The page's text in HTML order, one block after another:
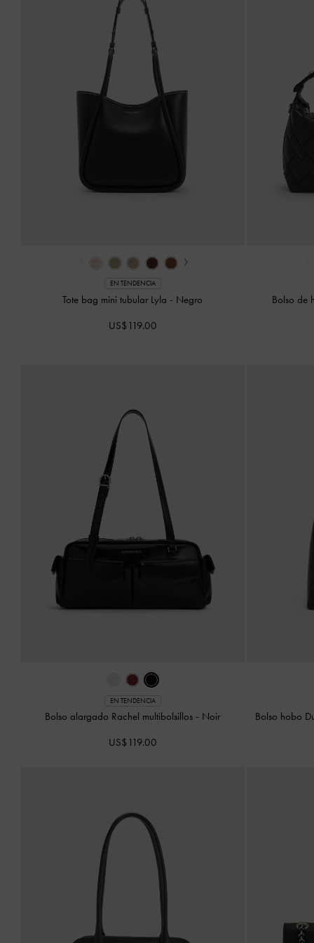
›
EN TENDENCIA
Tote bag mini tubular Lyla - Negro
US$119.00
Bolso de
EN TENDENCIA
Bolso alargado Rachel multibolsillos - Noir
US$119.00
Bolso hobo